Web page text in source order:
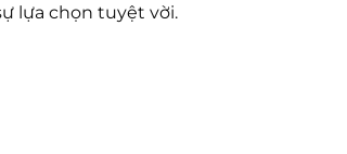
lựa chọn tuyệt vời.